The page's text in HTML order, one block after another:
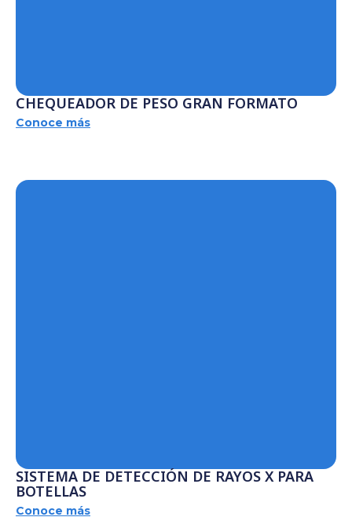
CHEQUEADOR DE PESO GRAN FORMATO
Conoce más
SISTEMA DE DETECCIÓN DE RAYOS X PARA
BOTELLAS
Conoce más